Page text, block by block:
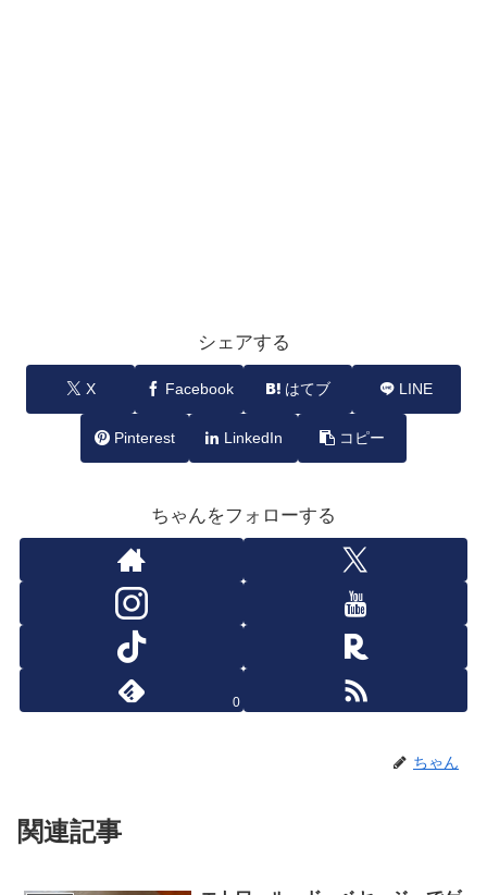
シェアする
X Facebook はてブ LINE
Pinterest LinkedIn コピー
ちゃんをフォローする
0
ちゃん
関連記事